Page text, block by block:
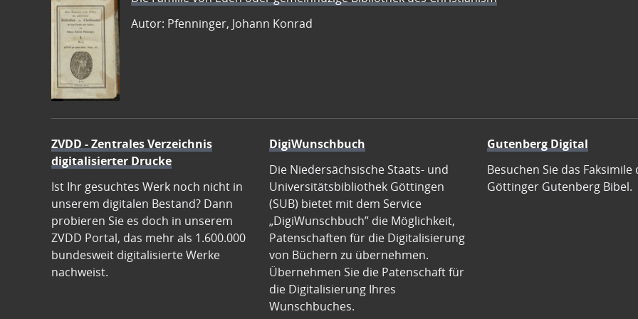
Autor: Pfenninger, Johann Konrad
ZVDD - Zentrales Verzeichnis
digitalisierter Drucke
Ist Ihr gesuchtes Werk noch nicht in
unserem digitalen Bestand? Dann
probieren Sie es doch in unserem
ZVDD Portal, das mehr als 1.600.000
bundesweit digitalisierte Werke
nachweist.
DigiWunschbuch
Die Niedersächsische Staats- und
Universitätsbibliothek Göttingen
(SUB) bietet mit dem Service
„DigiWunschbuch” die Möglichkeit,
Patenschaften für die Digitalisierung
von Büchern zu übernehmen.
Übernehmen Sie die Patenschaft für
die Digitalisierung Ihres
Wunschbuches.
Gutenberg Digital
Besuchen Sie das Faksimile
Göttinger Gutenberg Bibel.